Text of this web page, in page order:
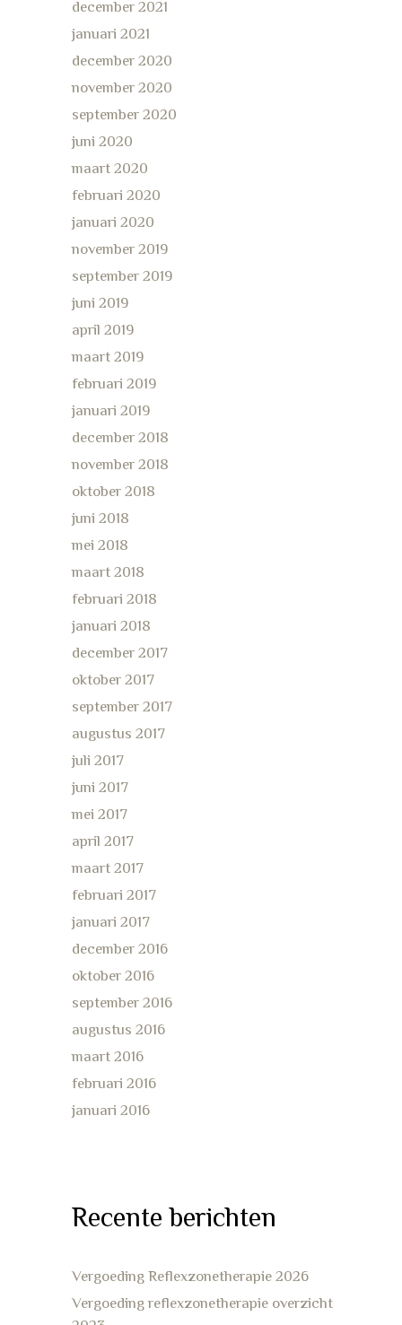
december 2021
januari 2021
december 2020
november 2020
september 2020
juni 2020
maart 2020
februari 2020
januari 2020
november 2019
september 2019
juni 2019
april 2019
maart 2019
februari 2019
januari 2019
december 2018
november 2018
oktober 2018
juni 2018
mei 2018
maart 2018
februari 2018
januari 2018
december 2017
oktober 2017
september 2017
augustus 2017
juli 2017
juni 2017
mei 2017
april 2017
maart 2017
februari 2017
januari 2017
december 2016
oktober 2016
september 2016
augustus 2016
maart 2016
februari 2016
januari 2016
Recente berichten
Vergoeding Reflexzonetherapie 2026
Vergoeding reflexzonetherapie overzicht